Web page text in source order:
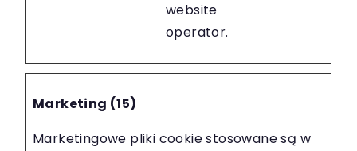
website
operator.
Marketing (15)
Marketingowe pliki cookie stosowane są w